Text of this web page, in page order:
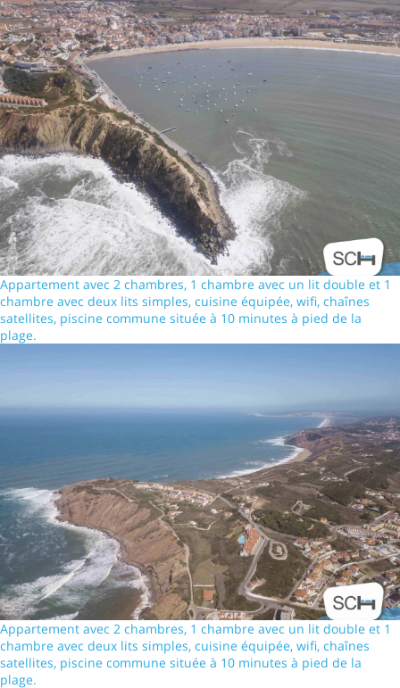
Appartement avec 2 chambres, 1 chambre avec un lit double et 1
chambre avec deux lits simples, cuisine équipée, wifi, chaînes
satellites, piscine commune située à 10 minutes à pied de la
plage.
Appartement avec 2 chambres, 1 chambre avec un lit double et 1
chambre avec deux lits simples, cuisine équipée, wifi, chaînes
satellites, piscine commune située à 10 minutes à pied de la
plage.